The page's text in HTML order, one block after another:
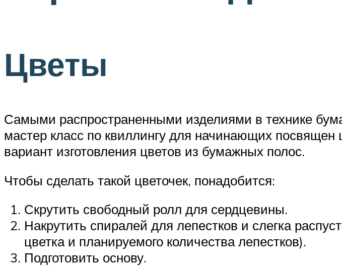
Цветы
Самыми распространенными изделиями в технике
мастер класс по квиллингу для начинающих
вариант изготовления цветов из бумажных полос.
Чтобы сделать такой цветочек, понадобится:
Скрутить свободный ролл для сердцевины.
Накрутить спиралей для лепестков и слегка
цветка и планируемого количества лепестков).
Подготовить основу.